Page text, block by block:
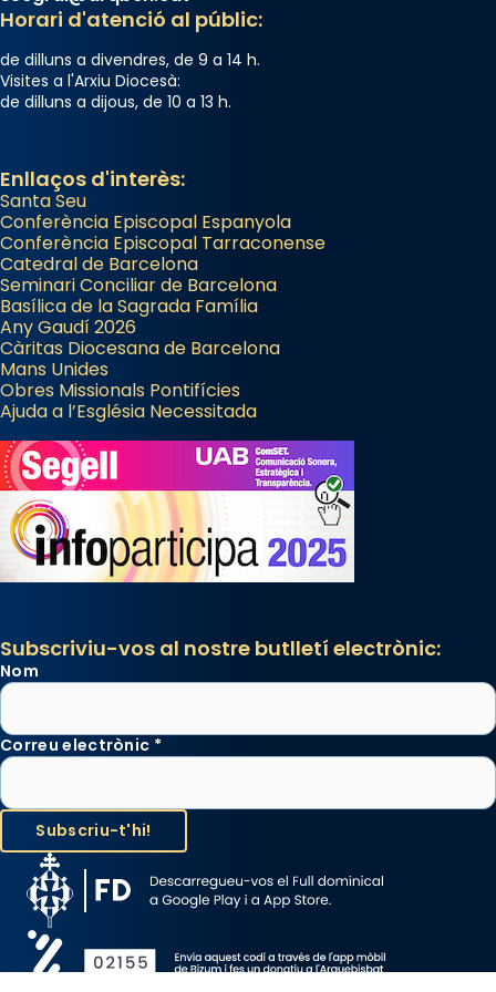
Horari d'atenció al públic:
de dilluns a divendres, de 9 a 14 h.
Visites a l'Arxiu Diocesà:
de dilluns a dijous, de 10 a 13 h.
Enllaços d'interès:
Santa Seu
Conferència Episcopal Espanyola
Conferència Episcopal Tarraconense
Catedral de Barcelona
Seminari Conciliar de Barcelona
Basílica de la Sagrada Família
Any Gaudí 2026
Càritas Diocesana de Barcelona
Mans Unides
Obres Missionals Pontifícies
Ajuda a l’Església Necessitada
Subscriviu-vos al nostre butlletí electrònic:
Nom
Correu electrònic *